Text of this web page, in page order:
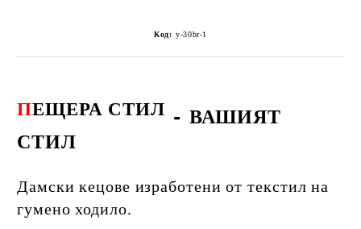
Код: y-30br-1
ПЕЩЕРА СТИЛ - ВАШИЯТ
СТИЛ
Дамски кецове изработени от текстил на
гумено ходило.